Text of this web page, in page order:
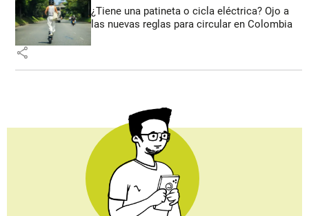
¿Tiene una patineta o cicla eléctrica? Ojo a
las nuevas reglas para circular en Colombia
share